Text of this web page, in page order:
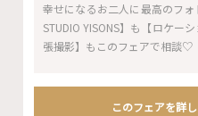
幸せになるお二人に最高のフ
STUDIO YISONS】も【ロケー
張撮影】もこのフェアで相談♡
このフェアを詳